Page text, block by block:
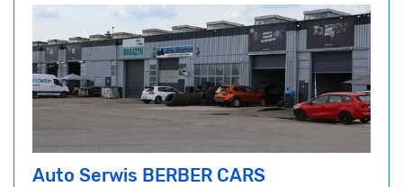
Auto Serwis BERBER CARS